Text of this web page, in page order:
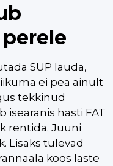
SUP lauda,
ei pea ainult
tekkinud
iseäranis hästi FAT
rentida. Juuni
Lisaks tulevad
koos laste